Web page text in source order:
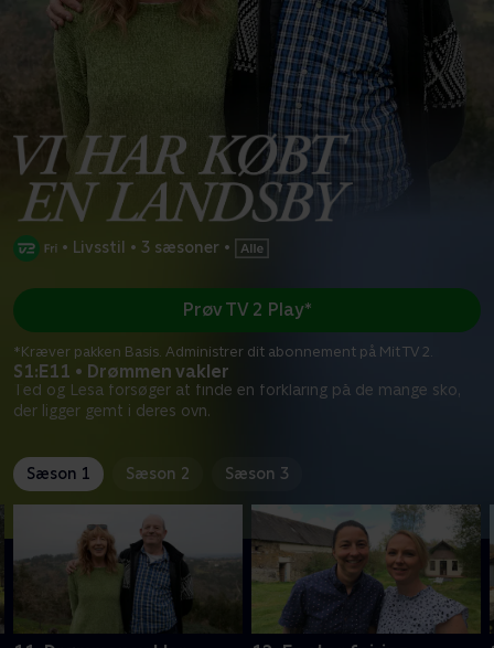
• Livsstil • 3 sæsoner •
S1:E11 • Drømmen vakler
Ted og Lesa forsøger at finde en forklaring på de mange sko,
der ligger gemt i deres ovn.
Prøv TV 2 Play*
*Kræver pakken Basis. Administrer dit abonnement på Mit TV 2.
Sæson 1 Sæson 2 Sæson 3